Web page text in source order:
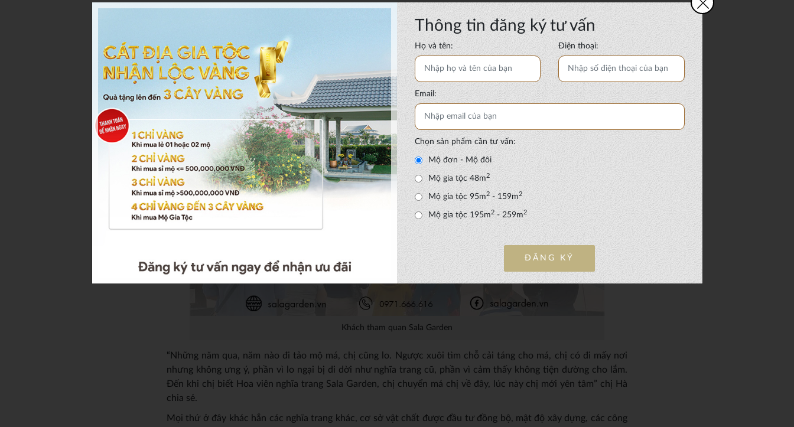
Tảo mộ là thời điểm để con cháu hướng về người thân – những người đã khuất và dành tình cảm, tấm lòng của
mình để sửa sang lại mộ phần của tổ tiên, nguồn cội. Mỗi năm cứ ngày 4 tháng 4 cho đến khoảng ngày 21 tháng
4, mọi người lại tập trung đến đây để tảo mộ.
Qua lời kể của chị Hà (46 tuổi, ngụ quận Tân Bình, Tp.HCM): “Lúc trước má chị chôn cất tại nghĩa trang Bình
Hưng Hòa, Bình Tân; được tầm 10 năm, lúc này nghĩa trang đang trong tình trạng xuống cấp, quá tải và nhà
nước bắt buộc phải di dời khi nằm trong khu dân cư, ảnh hưởng đến môi trường.”
Khách tham quan Sala Garden
“Những năm qua, năm nào đi tảo mộ má, chị cũng lo. Ngược xuôi tìm chỗ cải táng cho má, chị có đi mấy nơi
nhưng không ưng ý, phần vì lo ngại bị di dời như nghĩa trang cũ, phần vì cảm thấy không tiện đường cho lắm.
Đến khi chị biết Hoa viên nghĩa trang Sala Garden, chị chuyển má chị về đây, lúc này chị mới yên tâm” chị Hà
chia sẻ.
Mọi thứ ở đây khác hẳn các nghĩa trang khác, cơ sở vật chất được đầu tư đồng bộ, mật độ xây dựng, các công
Thông tin đăng ký tư vấn
Họ và tên: Điện thoại:
Email:
Chọn sản phẩm cần tư vấn:
Mộ đơn - Mộ đôi
Mộ gia tộc 48m2
Mộ gia tộc 95m2- 159m2
Mộ gia tộc 195m2 - 259m2
ĐĂNG KÝ